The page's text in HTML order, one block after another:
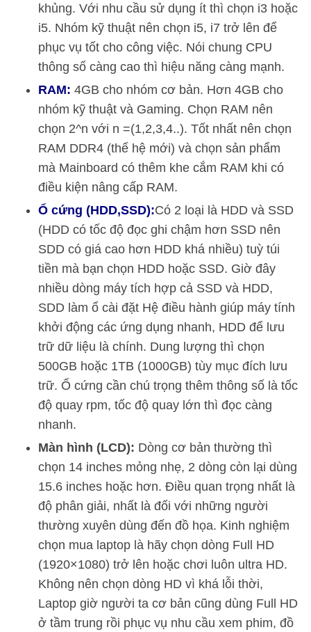
khủng. Với nhu cầu sử dụng ít thì chọn i3 hoặc
i5. Nhóm kỹ thuật nên chọn i5, i7 trở lên để
phục vụ tốt cho công việc. Nói chung CPU
thông số càng cao thì hiệu năng càng mạnh.
RAM: 4GB cho nhóm cơ bản. Hơn 4GB cho
nhóm kỹ thuật và Gaming. Chọn RAM nên
chọn 2^n với n =(1,2,3,4..). Tốt nhất nên chọn
RAM DDR4 (thế hệ mới) và chọn sản phẩm
mà Mainboard có thêm khe cắm RAM khi có
điều kiện nâng cấp RAM.
Ổ cứng (HDD,SSD):Có 2 loại là HDD và SSD
(HDD có tốc độ đọc ghi chậm hơn SSD nên
SDD có giá cao hơn HDD khá nhiều) tuỳ túi
tiền mà bạn chọn HDD hoặc SSD. Giờ đây
nhiều dòng máy tích hợp cả SSD và HDD,
SDD làm ổ cài đặt Hệ điều hành giúp máy tính
khởi động các ứng dụng nhanh, HDD để lưu
trữ dữ liệu là chính. Dung lượng thì chọn
500GB hoặc 1TB (1000GB) tùy mục đích lưu
trữ. Ổ cứng cần chú trọng thêm thông số là tốc
độ quay rpm, tốc độ quay lớn thì đọc càng
nhanh.
Màn hình (LCD): Dòng cơ bản thường thì
chọn 14 inches mỏng nhẹ, 2 dòng còn lại dùng
15.6 inches hoặc hơn. Điều quan trọng nhất là
độ phân giải, nhất là đối với những người
thường xuyên dùng đến đồ họa. Kinh nghiệm
chọn mua laptop là hãy chọn dòng Full HD
(1920×1080) trở lên hoặc chơi luôn ultra HD.
Không nên chọn dòng HD vì khá lỗi thời,
Laptop giờ người ta cơ bản cũng dùng Full HD
ở tầm trung rồi phục vụ nhu cầu xem phim, đồ